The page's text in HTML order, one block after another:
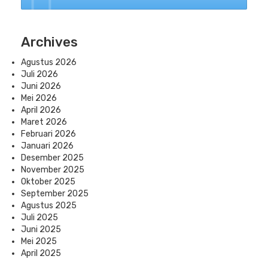
Archives
Agustus 2026
Juli 2026
Juni 2026
Mei 2026
April 2026
Maret 2026
Februari 2026
Januari 2026
Desember 2025
November 2025
Oktober 2025
September 2025
Agustus 2025
Juli 2025
Juni 2025
Mei 2025
April 2025